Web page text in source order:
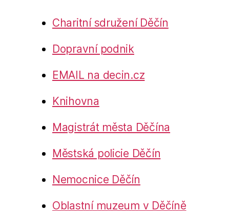
Charitní sdružení Děčín
Dopravní podnik
EMAIL na decin.cz
Knihovna
Magistrát města Děčína
Městská policie Děčín
Nemocnice Děčín
Oblastní muzeum v Děčíně